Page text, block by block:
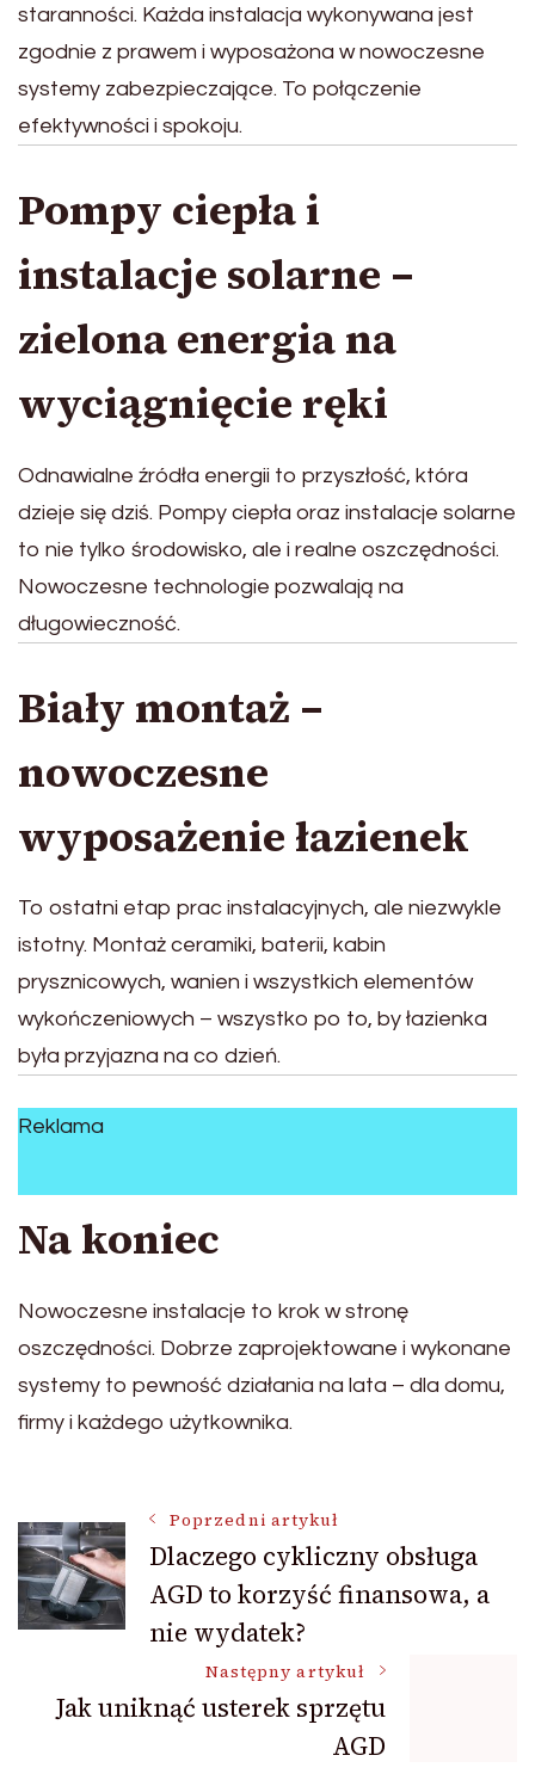
staranności. Każda instalacja wykonywana jest
zgodnie z prawem i wyposażona w nowoczesne
systemy zabezpieczające. To połączenie
efektywności i spokoju.
Pompy ciepła i
instalacje solarne –
zielona energia na
wyciągnięcie ręki
Odnawialne źródła energii to przyszłość, która
dzieje się dziś. Pompy ciepła oraz instalacje solarne
to nie tylko środowisko, ale i realne oszczędności.
Nowoczesne technologie pozwalają na
długowieczność.
Biały montaż –
nowoczesne
wyposażenie łazienek
To ostatni etap prac instalacyjnych, ale niezwykle
istotny. Montaż ceramiki, baterii, kabin
prysznicowych, wanien i wszystkich elementów
wykończeniowych – wszystko po to, by łazienka
była przyjazna na co dzień.
Reklama
Na koniec
Nowoczesne instalacje to krok w stronę
oszczędności. Dobrze zaprojektowane i wykonane
systemy to pewność działania na lata – dla domu,
firmy i każdego użytkownika.
Nawigacja
wpisu
Poprzedni artykuł
Dlaczego cykliczny obsługa
AGD to korzyść finansowa, a
nie wydatek?
Następny artykuł
Jak uniknąć usterek sprzętu
AGD